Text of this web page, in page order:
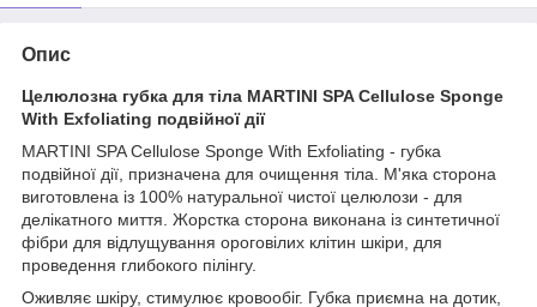
Опис
Целюлозна губка для тіла MARTINI SPA Cellulose Sponge
With Exfoliating подвійної дії
MARTINI SPA Cellulose Sponge With Exfoliating - губка
подвійної дії, призначена для очищення тіла. М'яка сторона
виготовлена із 100% натуральної чистої целюлози - для
делікатного миття. Жорстка сторона виконана із синтетичної
фібри для відлущування ороговілих клітин шкіри, для
проведення глибокого пілінгу.
Оживляє шкіру, стимулює кровообіг. Губка приємна на дотик,